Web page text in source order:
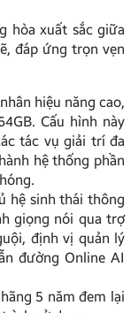
hòa xuất sắc giữa
đáp ứng trọn vẹn
hiệu năng cao,
Cấu hình này
tác vụ giải trí đa
hệ thống phần
hệ sinh thái thông
giọng nói qua trợ
định vị quản lý
đường Online AI
5 năm đem lại